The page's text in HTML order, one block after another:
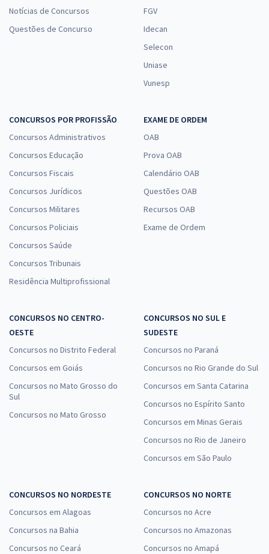
Notícias de Concursos
Questões de Concurso
FGV
Idecan
Selecon
Uniase
Vunesp
CONCURSOS POR PROFISSÃO
Concursos Administrativos
Concursos Educação
Concursos Fiscais
Concursos Jurídicos
Concursos Militares
Concursos Policiais
Concursos Saúde
Concursos Tribunais
Residência Multiprofissional
EXAME DE ORDEM
OAB
Prova OAB
Calendário OAB
Questões OAB
Recursos OAB
Exame de Ordem
CONCURSOS NO CENTRO-
OESTE
Concursos no Distrito Federal
Concursos em Goiás
Concursos no Mato Grosso do
Sul
Concursos no Mato Grosso
CONCURSOS NO SUL E
SUDESTE
Concursos no Paraná
Concursos no Rio Grande do Sul
Concursos em Santa Catarina
Concursos no Espírito Santo
Concursos em Minas Gerais
Concursos no Rio de Janeiro
Concursos em São Paulo
CONCURSOS NO NORDESTE
Concursos em Alagoas
Concursos na Bahia
Concursos no Ceará
CONCURSOS NO NORTE
Concursos no Acre
Concursos no Amazonas
Concursos no Amapá